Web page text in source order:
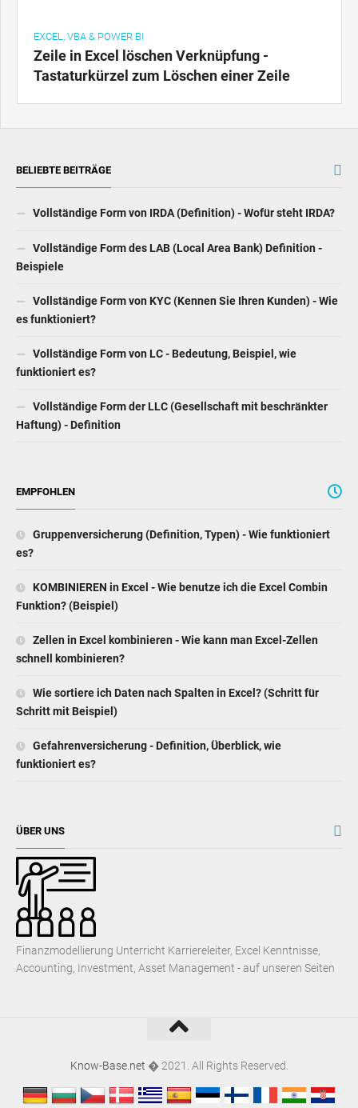
EXCEL, VBA & POWER BI
Zeile in Excel löschen Verknüpfung -
Tastaturkürzel zum Löschen einer Zeile
BELIEBTE BEITRÄGE
Vollständige Form von IRDA (Definition) - Wofür steht IRDA?
Vollständige Form des LAB (Local Area Bank) Definition -
Beispiele
Vollständige Form von KYC (Kennen Sie Ihren Kunden) - Wie
es funktioniert?
Vollständige Form von LC - Bedeutung, Beispiel, wie
funktioniert es?
Vollständige Form der LLC (Gesellschaft mit beschränkter
Haftung) - Definition
EMPFOHLEN
Gruppenversicherung (Definition, Typen) - Wie funktioniert
es?
KOMBINIEREN in Excel - Wie benutze ich die Excel Combin
Funktion? (Beispiel)
Zellen in Excel kombinieren - Wie kann man Excel-Zellen
schnell kombinieren?
Wie sortiere ich Daten nach Spalten in Excel? (Schritt für
Schritt mit Beispiel)
Gefahrenversicherung - Definition, Überblick, wie
funktioniert es?
ÜBER UNS
Finanzmodellierung Unterricht Karriereleiter, Excel Kenntnisse,
Accounting, Investment, Asset Management - auf unseren Seiten
Know-Base.net � 2021. All Rights Reserved.